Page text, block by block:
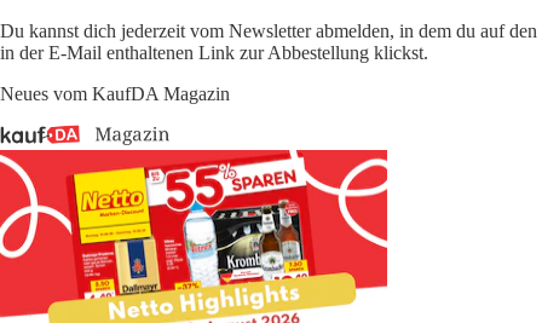
Du kannst dich jederzeit vom Newsletter abmelden, in dem du auf den
in der E-Mail enthaltenen Link zur Abbestellung klickst.
Neues vom KaufDA Magazin